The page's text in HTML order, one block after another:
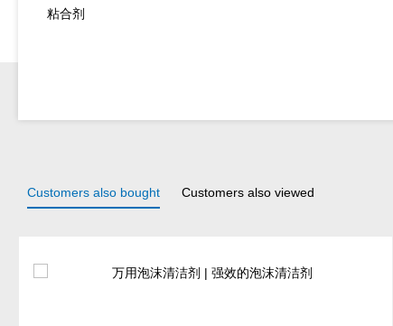
粘合剂
Customers also bought Customers also viewed